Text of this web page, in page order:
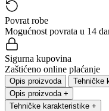
Povrat robe
Mogućnost povrata u 14
Sigurna kupovina
Zaštićeno online plaćanje
Opis proizvoda
Tehničke
Opis proizvoda +
Tehničke karakteristike +